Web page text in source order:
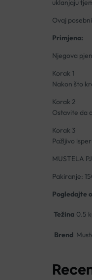
uklanjaju
Ovaj
Primjena:
Njegova
Korak 1
Nakon što
Korak 2
Ostavite da
Korak 3
Pažljivo
MUSTELA
Pakiranje:
Pogledajte
Težina 0.5
Brend